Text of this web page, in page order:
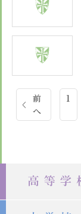
投
稿
前
へ
1